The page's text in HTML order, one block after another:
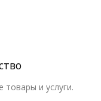
и услуги.